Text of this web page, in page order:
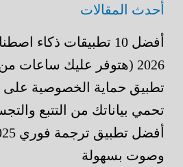
أحدث المقالات
أفضل 10 تطبيقات ذكاء
2026 (هتوفر عليك ساعات من المذاكرة)
تطبيق حماية الخصوصية على
تحمي بياناتك من التتبع
وصوت بسهولة